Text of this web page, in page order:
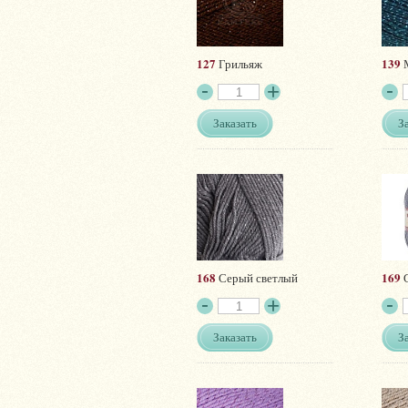
127 Грильяж
Заказать
139
168 Серый светлый
Заказать
169